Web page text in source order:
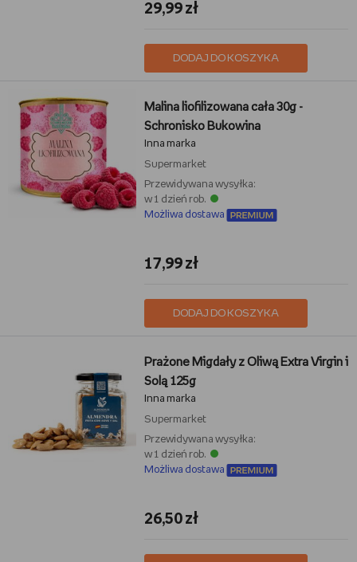
29,99 zł
DODAJ DO KOSZYKA
Malina liofilizowana cała 30g -
Schronisko Bukowina
Inna marka
Supermarket
Przewidywana wysyłka:
w 1 dzień rob.
Możliwa dostawa
17,99 zł
DODAJ DO KOSZYKA
Prażone Migdały z Oliwą Extra Virgin i
Solą 125g
Inna marka
Supermarket
Przewidywana wysyłka:
w 1 dzień rob.
Możliwa dostawa
26,50 zł